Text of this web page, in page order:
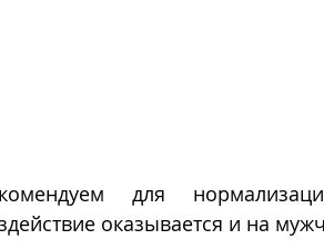
для
оказывается и на